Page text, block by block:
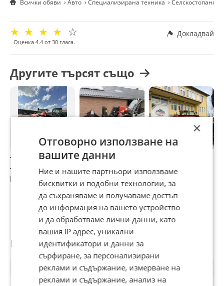
Всички обяви Авто Специализирана техника Селскостопанска
☆
☆
☆
☆
☆
Оценка4.4 от30 гласа.
Докладвай
Другите търсят също
Телескопичен
товарач Manitou
MLT 634 ЛИЗИНГ
Телескопичен
товарач Manitou
MLT 625-75
38 500 €
75 299,46 лв
товарач Manitou
ЛИЗИНГ
42 499 €
83 120,82 лв
Потребител
×
Отговорно използване на
вашите данни
Ние и нашите партньори използваме
бисквитки и подобни технологии, за
да съхраняваме и получаваме достъп
до информация на вашето устройство
и да обработваме лични данни, като
вашия IP адрес, уникални
идентификатори и данни за
сърфиране, за персонализирани
реклами и съдържание, измерване на
реклами и съдържание, анализ на